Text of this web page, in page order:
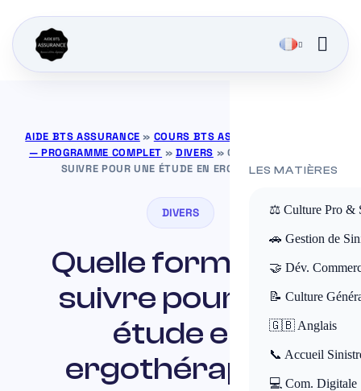
LES MATIÈRES
⚖️ Culture Pro &
🚗 Gestion de
🤝 Dév.
📝 Culture
🇬🇧 Anglais
📞 Accueil
💻 Com. Digitale
AIDE BTS ASSURANCE » COURS BTS ASSURANCE GRATUITS
— PROGRAMME COMPLET »DIVERS » QUELLE FORMATION
SUIVRE POUR UNE ÉTUDE EN ERGOTHÉRAPIE ?
DIVERS
Quelle formation
suivre pour une
étude en
ergothérapie ?